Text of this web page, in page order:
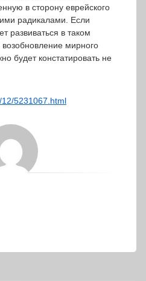
в сторону еврейского
радикалами. Если
развиваться в таком
мирного
будет констатировать не
5231067.html